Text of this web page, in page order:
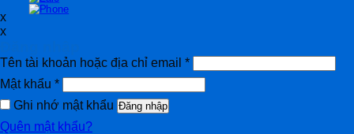
x
x
Tên tài khoản hoặc địa chỉ email *
Mật khẩu *
Ghi nhớ mật khẩu Đăng nhập
Quên mật khẩu?